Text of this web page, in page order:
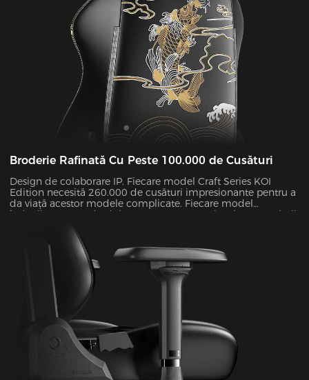
Broderie Rafinată Cu Peste 100.000 de Cusături
Design de colaborare IP. Fiecare model Craft Series KOI
Edition necesită 260.000 de cusături impresionante pentru a
da viață acestor modele complicate. Fiecare model
îndeplinește standardul ASTM D4060 H-3 și rezistența culorii
menține senzația de „Ziua 1” în anii următori.